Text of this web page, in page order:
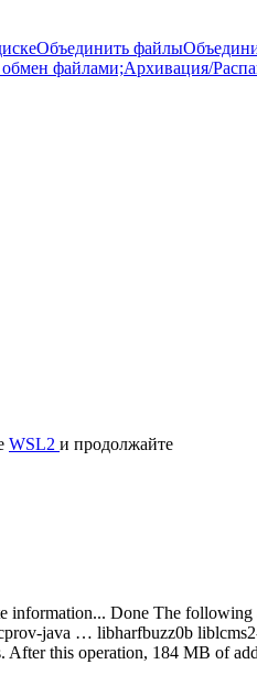
Объединить файлы
обмен файлами;Архивация/
WSL2 и продолжайте
Done The
java … libharfbuzz0b
this operation, 184 MB of